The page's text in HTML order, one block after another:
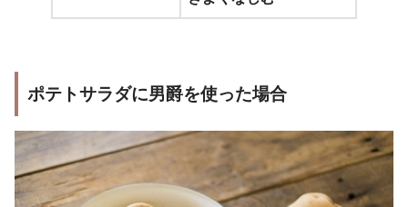
ポテトサラダに男爵を使った場合